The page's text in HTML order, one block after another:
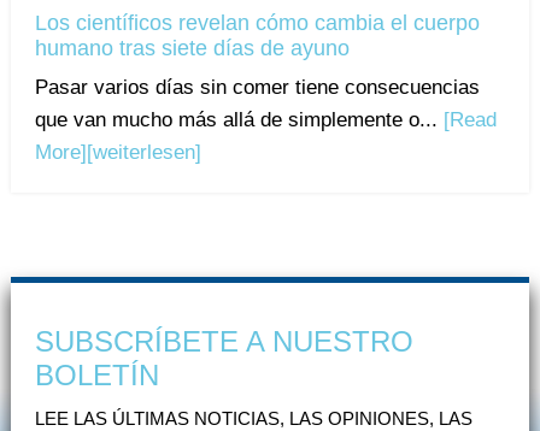
Los científicos revelan cómo cambia el cuerpo
humano tras siete días de ayuno
Pasar varios días sin comer tiene consecuencias
que van mucho más allá de simplemente o... [Read
More][weiterlesen]
SUBSCRÍBETE A NUESTRO
BOLETÍN
LEE LAS ÚLTIMAS NOTICIAS, LAS OPINIONES, LAS